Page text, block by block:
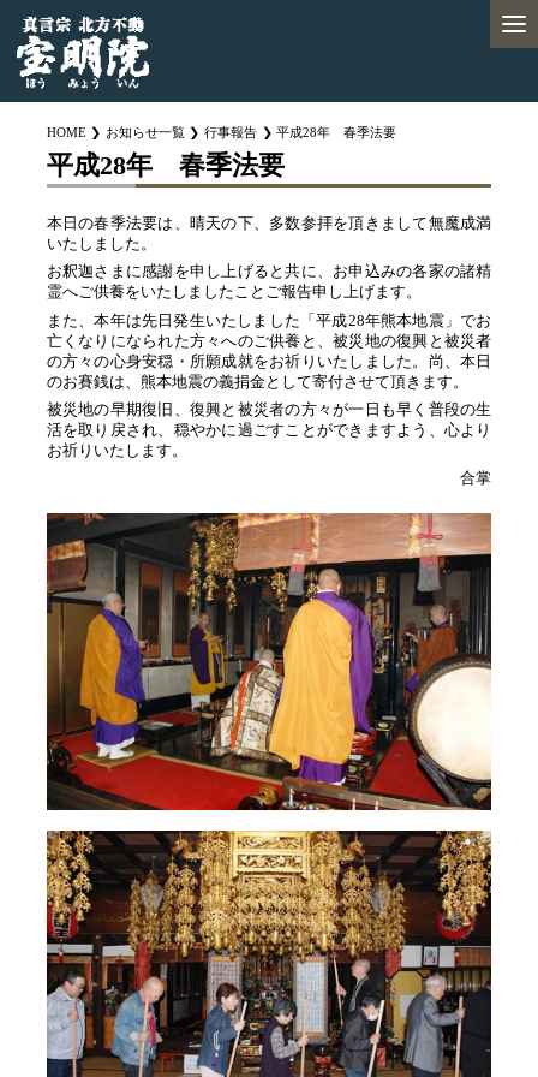
HOME お知らせ一覧 行事報告 平成28年 春季法要
平成28年 春季法要
本日の春季法要は、晴天の下、多数参拝を頂きまして無魔成満
いたしました。
お釈迦さまに感謝を申し上げると共に、お申込みの各家の諸精
霊へご供養をいたしましたことご報告申し上げます。
また、本年は先日発生いたしました「平成28年熊本地震」でお
亡くなりになられた方々へのご供養と、被災地の復興と被災者
の方々の心身安穏・所願成就をお祈りいたしました。尚、本日
のお賽銭は、熊本地震の義捐金として寄付させて頂きます。
被災地の早期復旧、復興と被災者の方々が一日も早く普段の生
活を取り戻され、穏やかに過ごすことができますよう、心より
お祈りいたします。
合掌